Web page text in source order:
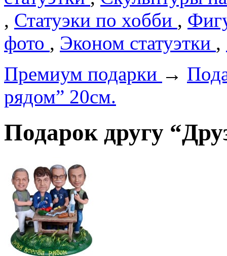
, Статуэки по хобби ,
фото , Эконом статуэтки ,
Премиум подарки →
рядом” 20см.
Подарок другу